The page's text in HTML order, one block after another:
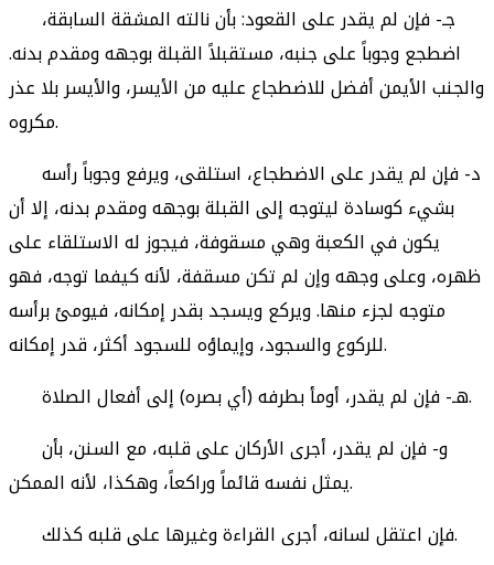
اضطجع وجوباً على جنبه، مستقبلاً القبلة بوجهه ومقدم بدنه.
والجنب الأيمن أفضل للاضطجاع عليه من الأيسر، والأيسر بلا عذر
مكروه.
بشيء كوسادة ليتوجه إلى القبلة بوجهه ومقدم بدنه، إلا أن
يكون في الكعبة وهي مسقوفة، فيجوز له الاستلقاء على
ظهره، وعلى وجهه وإن لم تكن مسقفة، لأنه كيفما توجه، فهو
متوجه لجزء منها. ويركع ويسجد بقدر إمكانه، فيومئ برأسه
للركوع والسجود، وإيماؤه للسجود أكثر، قدر إمكانه.
هـ- فإن لم يقدر، أومأ بطرفه (أي بصره) إلى أفعال الصلاة.
يمثل نفسه قائماً وراكعاً، وهكذا، لأنه الممكن.
فإن اعتقل لسانه، أجرى القراءة وغيرها على قلبه كذلك.